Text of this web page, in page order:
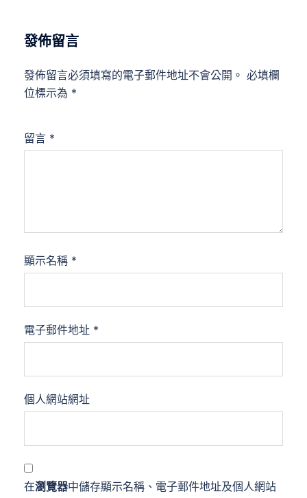
發佈留言
發佈留言必須填寫的電子郵件地址不會公開。 必填欄
位標示為 *
留言 *
顯示名稱 *
電子郵件地址 *
個人網站網址
在瀏覽器中儲存顯示名稱、電子郵件地址及個人網站